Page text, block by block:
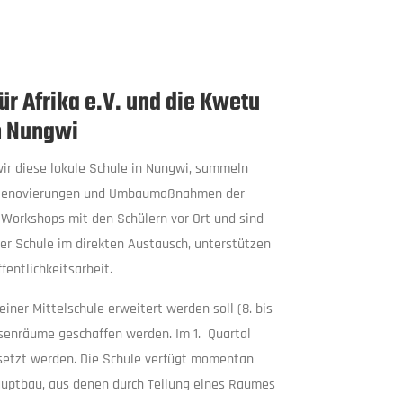
Afrika e.V. und die Kwetu
diese lokale Schule in Nungwi, sammeln
und Umbaumaßnahmen der
mit den Schülern vor Ort und sind
Schule im direkten Austausch, unterstützen
Mittelschule erweitert werden soll (8. bis
geschaffen werden. Im 1. Quartal
werden. Die Schule verfügt momentan
aus denen durch Teilung eines Raumes